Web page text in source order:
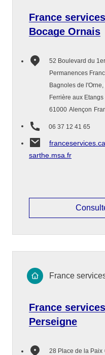
France
Bocage Ornais
52 Boulevard du
Permanences
Bagnoles de
Ferrière aux
61000 Alençon
06 37 12 41 65
sarthe.msa.fr
France
Perseigne
28 Place de la Paix
France